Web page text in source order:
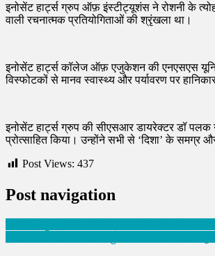
इनोसेंट हार्ट्स ग्रुप ऑफ़ इंस्टीट्यूशंस ने रोशनी के
वाली रचनात्मक प्रतियोगिताओं की श्रृंखला था।
इनोसेंट हार्ट्स कॉलेज ऑफ़ एजुकेशन की एनएसएस यूनिट
विस्फोटकों से मानव स्वास्थ्य और पर्यावरण पर
इनोसेंट हार्ट्स ग्रुप की सीएसआर डायरेक्टर डॉ पलक
प्रोत्साहित किया। उन्होंने सभी से ‘दिशा’ के
Post Views: 437
Post navigation